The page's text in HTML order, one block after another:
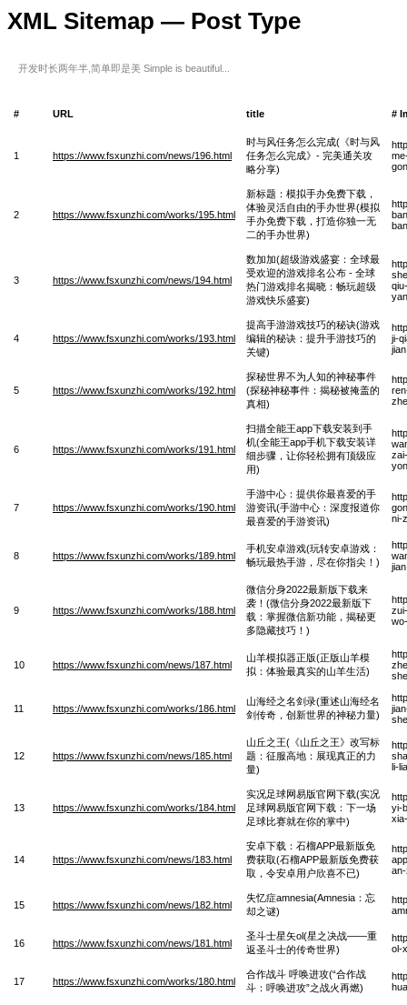
XML Sitemap — Post Type
开发时长两年半,简单即是美 Simple is beautiful...
# URL title #
1 https://www.fsxunzhi.com/news/196.html
时与风任务怎么完成(《时与风
任务怎么完成》- 完美通关攻
略分享)
2 https://www.fsxunzhi.com/works/195.html
新标题：模拟手办免费下载，
体验灵活自由的手办世界(模拟
手办免费下载，打造你独一无
二的手办世界)
3 https://www.fsxunzhi.com/news/194.html
数加加(超级游戏盛宴：全球最
受欢迎的游戏排名公布 - 全球
热门游戏排名揭晓：畅玩超级
游戏快乐盛宴)
4 https://www.fsxunzhi.com/works/193.html
提高手游游戏技巧的秘诀(游戏
编辑的秘诀：提升手游技巧的
关键)
ji-
5 https://www.fsxunzhi.com/works/192.html
探秘世界不为人知的神秘事件
(探秘神秘事件：揭秘被掩盖的
真相)
6 https://www.fsxunzhi.com/works/191.html
扫描全能王app下载安装到手
机(全能王app手机下载安装详
细步骤，让你轻松拥有顶级应
用)
7 https://www.fsxunzhi.com/works/190.html
手游中心：提供你最喜爱的手
游资讯(手游中心：深度报道你
最喜爱的手游资讯)
ni-
8 https://www.fsxunzhi.com/works/189.html
手机安卓游戏(玩转安卓游戏：
畅玩最热手游，尽在你指尖！)
9 https://www.fsxunzhi.com/works/188.html
微信分身2022最新版下载来
袭！(微信分身2022最新版下
载：掌握微信新功能，揭秘更
多隐藏技巧！)
10 https://www.fsxunzhi.com/news/187.html
山羊模拟器正版(正版山羊模
拟：体验最真实的山羊生活)
11 https://www.fsxunzhi.com/works/186.html
山海经之名剑录(重述山海经名
剑传奇，创新世界的神秘力量)
12 https://www.fsxunzhi.com/news/185.html
山丘之王(《山丘之王》改写标
题：征服高地：展现真正的力
量)
li-
13 https://www.fsxunzhi.com/works/184.html
实况足球网易版官网下载(实况
足球网易版官网下载：下一场
足球比赛就在你的掌中)
yi-
14 https://www.fsxunzhi.com/news/183.html
安卓下载：石榴APP最新版免
费获取(石榴APP最新版免费获
取，令安卓用户欣喜不已)
15 https://www.fsxunzhi.com/news/182.html
失忆症amnesia(Amnesia：忘
却之谜)
16 https://www.fsxunzhi.com/news/181.html
圣斗士星矢ol(星之决战——重
返圣斗士的传奇世界)
ol-
17 https://www.fsxunzhi.com/works/180.html
合作战斗 呼唤进攻(“合作战
斗：呼唤进攻”之战火再燃)